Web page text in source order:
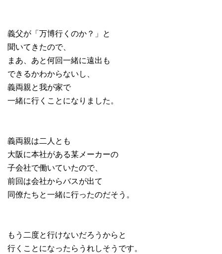
義父が「万博行くのか？」と
聞いてきたので、
まあ、あと何回一緒に遠出も
できるかわからないし、
義両親と我が家で
一緒に行くことになりました。
義両親は二人とも
大阪に本社がある某メーカーの
子会社で働いていたので、
前回は会社からバスが出て
同僚たちと一緒に行ったのだそう。
もう二度と行けないだろうからと
行くことになったらうれしそうです。